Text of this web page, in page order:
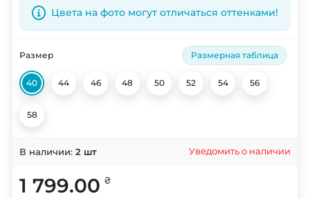
Цвета на фото могут отличаться оттенками!
Размер Размерная таблица
40 44 46 48 50 52 54 56
58
В наличии: 2 шт Уведомить о наличии
1 799.00 ₴